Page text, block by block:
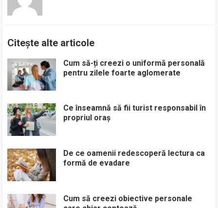
Citește alte articole
Cum să-ți creezi o uniformă personală
pentru zilele foarte aglomerate
Ce înseamnă să fii turist responsabil în
propriul oraș
De ce oamenii redescoperă lectura ca
formă de evadare
Cum să creezi obiective personale